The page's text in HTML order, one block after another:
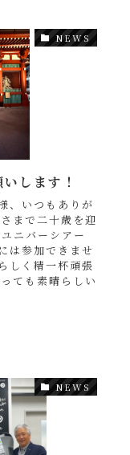
NEWS
します！
、いつもありが
まで二十歳を迎
ニバーシアー
は参加できませ
しく精一杯頑張
ても素晴らしい
NEWS